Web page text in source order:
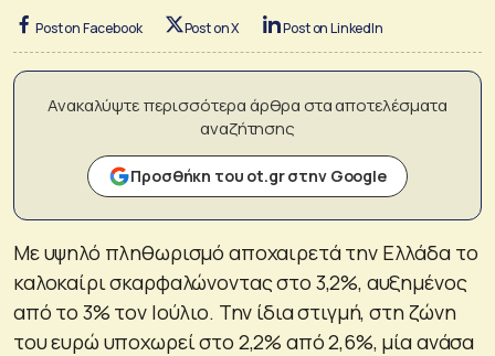
Post on Facebook Post on X Post on LinkedIn
Ανακαλύψτε περισσότερα άρθρα στα αποτελέσματα
αναζήτησης
Προσθήκη του ot.gr στην Google
Με υψηλό πληθωρισμό αποχαιρετά την Ελλάδα το
καλοκαίρι σκαρφαλώνοντας στο 3,2%, αυξημένος
από το 3% τον Ιούλιο. Την ίδια στιγμή, στη ζώνη
του ευρώ υποχωρεί στο 2,2% από 2,6%, μία ανάσα